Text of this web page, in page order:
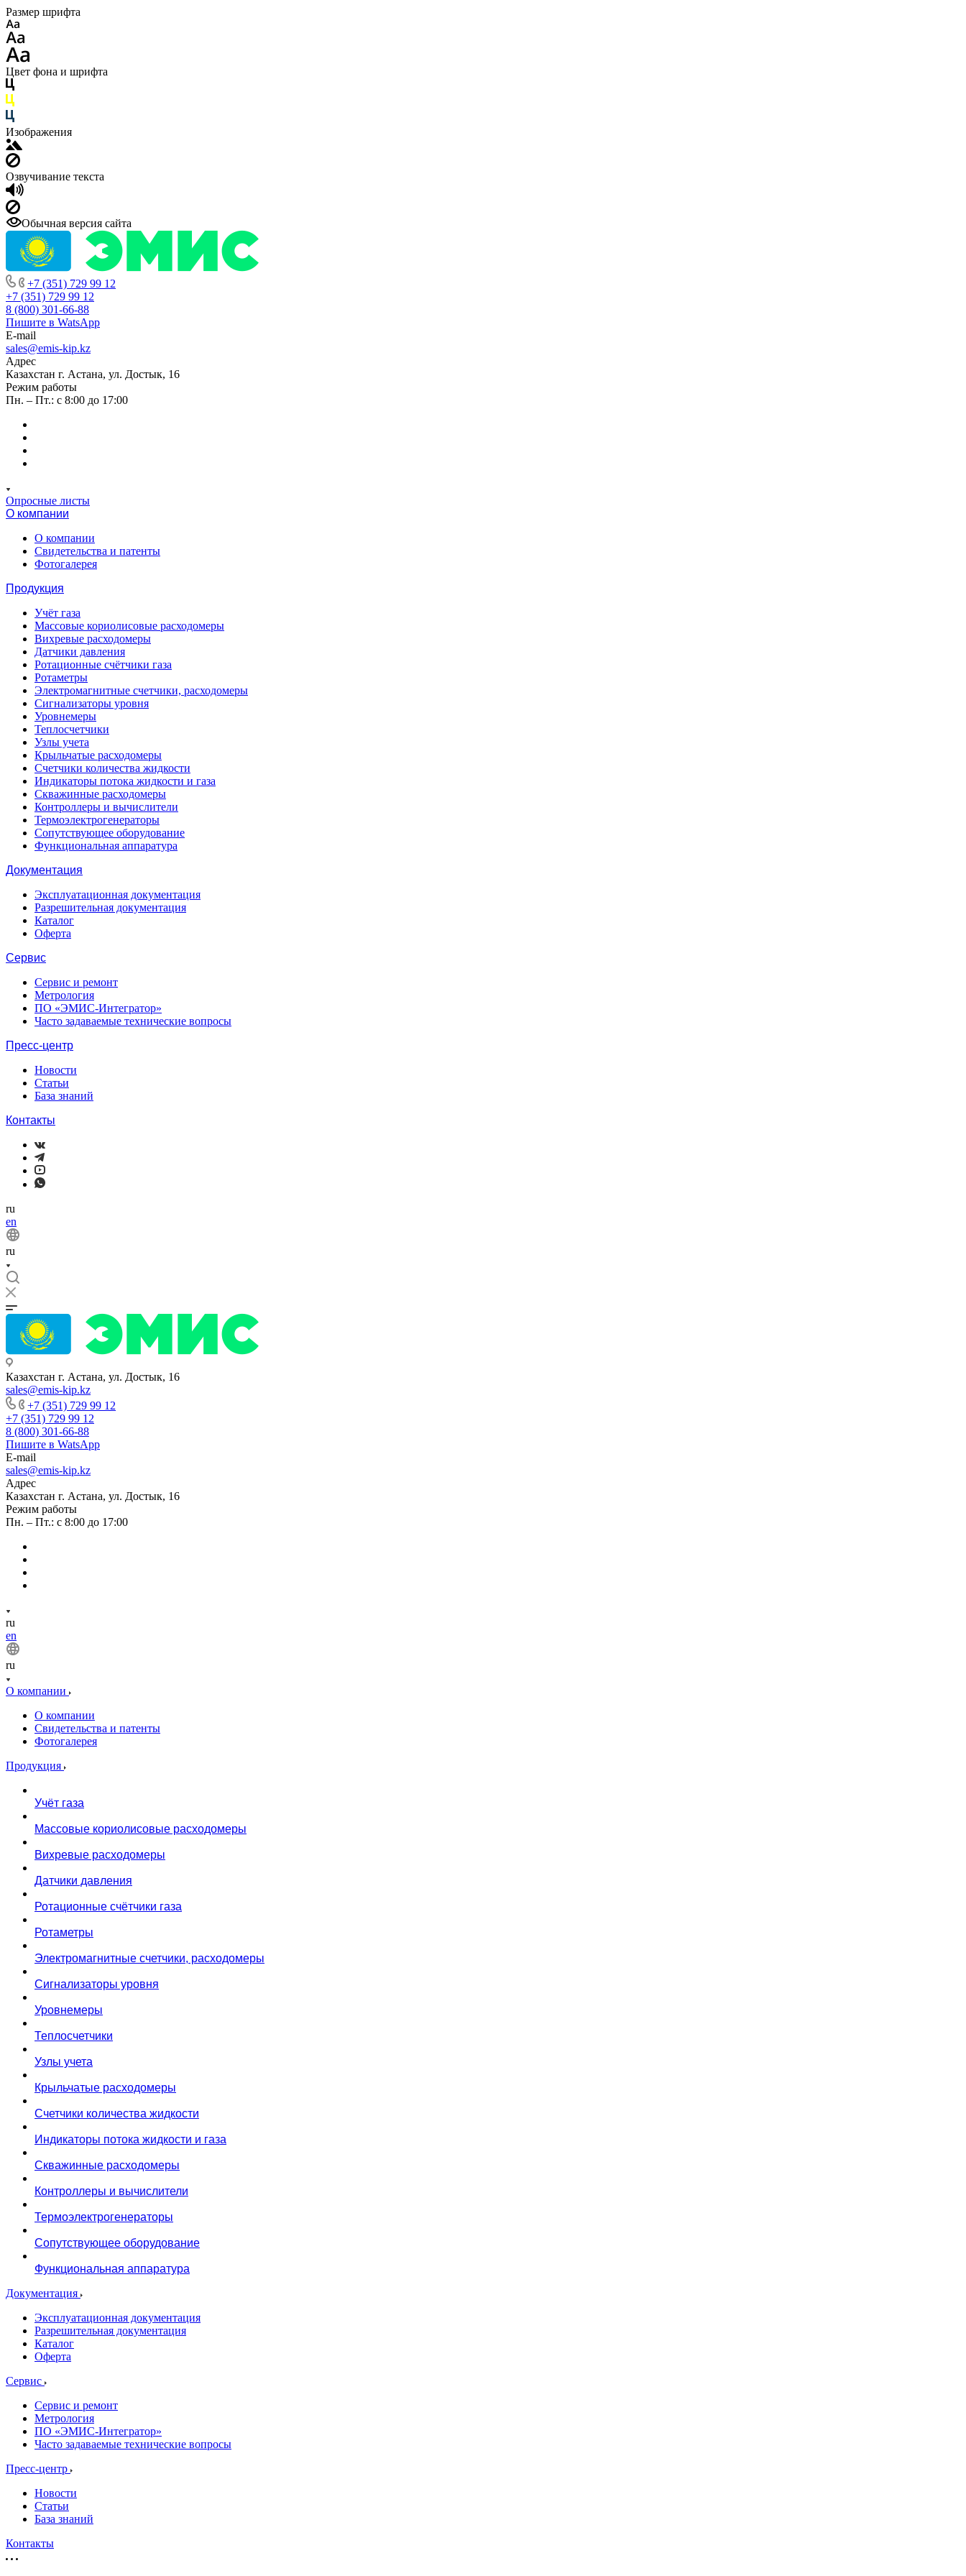
Размер шрифта
Цвет фона и шрифта
Изображения
Озвучивание текста
Обычная версия сайта
+7 (351) 729 99 12
+7 (351) 729 99 12
8 (800) 301-66-88
Пишите в WatsApp
E-mail
sales@emis-kip.kz
Адрес
Казахстан г. Астана, ул. Достык, 16
Режим работы
Пн. – Пт.: с 8:00 до 17:00
Опросные листы
О компании
О компании
Свидетельства и патенты
Фотогалерея
Продукция
Учёт газа
Массовые кориолисовые расходомеры
Вихревые расходомеры
Датчики давления
Ротационные счётчики газа
Ротаметры
Электромагнитные счетчики, расходомеры
Сигнализаторы уровня
Уровнемеры
Теплосчетчики
Узлы учета
Крыльчатые расходомеры
Счетчики количества жидкости
Индикаторы потока жидкости и газа
Скважинные расходомеры
Контроллеры и вычислители
Термоэлектрогенераторы
Сопутствующее оборудование
Функциональная аппаратура
Документация
Эксплуатационная документация
Разрешительная документация
Каталог
Оферта
Сервис
Сервис и ремонт
Метрология
ПО «ЭМИС-Интегратор»
Часто задаваемые технические вопросы
Пресс-центр
Новости
Статьи
База знаний
Контакты
ru
en
ru
Казахстан г. Астана, ул. Достык, 16
sales@emis-kip.kz
+7 (351) 729 99 12
+7 (351) 729 99 12
8 (800) 301-66-88
Пишите в WatsApp
E-mail
sales@emis-kip.kz
Адрес
Казахстан г. Астана, ул. Достык, 16
Режим работы
Пн. – Пт.: с 8:00 до 17:00
ru
en
ru
О компании
О компании
Свидетельства и патенты
Фотогалерея
Продукция
Учёт газа
Массовые кориолисовые расходомеры
Вихревые расходомеры
Датчики давления
Ротационные счётчики газа
Ротаметры
Электромагнитные счетчики, расходомеры
Сигнализаторы уровня
Уровнемеры
Теплосчетчики
Узлы учета
Крыльчатые расходомеры
Счетчики количества жидкости
Индикаторы потока жидкости и газа
Скважинные расходомеры
Контроллеры и вычислители
Термоэлектрогенераторы
Сопутствующее оборудование
Функциональная аппаратура
Документация
Эксплуатационная документация
Разрешительная документация
Каталог
Оферта
Сервис
Сервис и ремонт
Метрология
ПО «ЭМИС-Интегратор»
Часто задаваемые технические вопросы
Пресс-центр
Новости
Статьи
База знаний
Контакты